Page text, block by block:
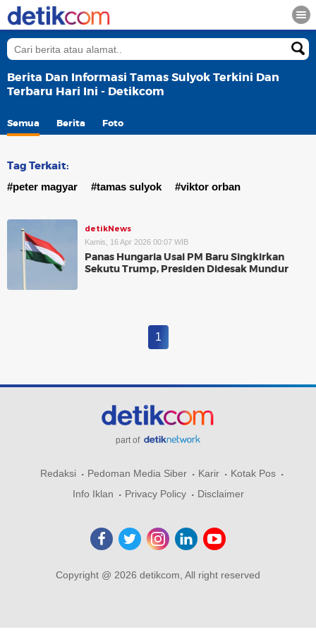
Berita Dan Informasi Tamas Sulyok Terkini Dan
Terbaru Hari Ini - Detikcom
Semua Berita Foto
Tag Terkait:
#peter magyar #tamas sulyok #viktor orban
detikNews
Kamis, 16 Apr 2026 00:07 WIB
Panas Hungaria Usai PM Baru Singkirkan
Sekutu Trump, Presiden Didesak Mundur
1
part of
Redaksi Pedoman Media Siber Karir
Kotak Pos
Info Iklan
Privacy Policy Disclaimer
Copyright @ 2026 detikcom, All right reserved